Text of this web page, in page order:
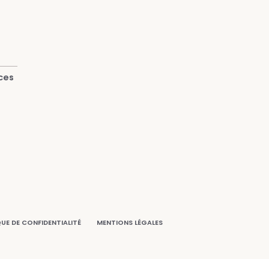
DE CONFIDENTIALITÉ MENTIONS LÉGALES